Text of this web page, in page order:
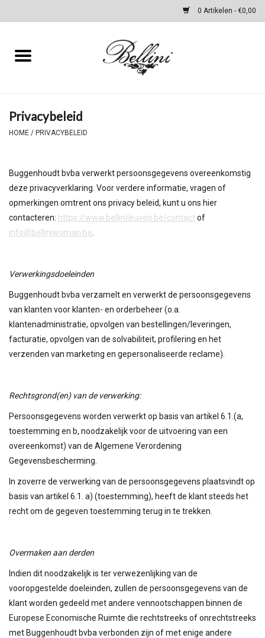
0 Artikelen - €0,00
Home
Schoenen & Accessoires
cadeaubon
WINTER SALES
Privacybeleid
HOME / PRIVACYBELEID
Buggenhoudt bvba verwerkt persoonsgegevens overeenkomstig
deze privacyverklaring. Voor verdere informatie, vragen of
opmerkingen omtrent ons privacy beleid, kunt u ons hier
contacteren: https://www.bellinileuven.be/contact of
info@belliniwoman.be
Verwerkingsdoeleinden
Buggenhoudt bvba verzamelt en verwerkt de persoonsgegevens
van klanten voor klanten- en orderbeheer (o.a.
klantenadministratie, opvolgen van bestellingen/leveringen,
facturatie, opvolgen van de solvabiliteit, profilering en het
verzenden van marketing en gepersonaliseerde reclame).
Rechtsgrond(en) van de verwerking:
Persoonsgegevens worden verwerkt op basis van artikel 6.1.(a,
toestemming en b, noodzakelijk voor de uitvoering van een
overeenkomst) van de Algemene Verordening
Gegevensbescherming.
In zoverre de verwerking van de persoonsgegevens plaatsvindt op
basis van artikel 6.1. a) (toestemming), heeft de klant steeds het
recht om de gegeven toestemming terug in te trekken.
Overmaken aan derden
Indien dit noodzakelijk is ter verwezenlijking van de
vooropgestelde doeleinden, zullen de persoonsgegevens van de
klant worden gedeeld met andere vennootschappen binnen de
Europese Economische Ruimte die rechtstreeks of onrechtstreeks
met Buggenhoudt bvba verbonden zijn of met enige andere